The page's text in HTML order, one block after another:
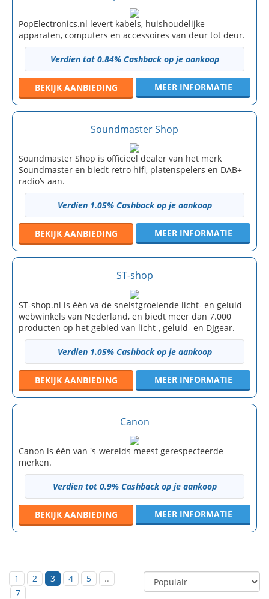
PopElectronics.nl levert kabels, huishoudelijke
apparaten, computers en accessoires van deur tot deur.
Verdien tot 0.84% Cashback op je aankoop
BEKIJK AANBIEDING MEER INFORMATIE
Soundmaster Shop
Soundmaster Shop is officieel dealer van het merk
Soundmaster en biedt retro hifi, platenspelers en DAB+
radio’s aan.
Verdien 1.05% Cashback op je aankoop
BEKIJK AANBIEDING MEER INFORMATIE
ST-shop
ST-shop.nl is één va de snelstgroeiende licht- en geluid
webwinkels van Nederland, en biedt meer dan 7.000
producten op het gebied van licht-, geluid- en DJgear.
Verdien 1.05% Cashback op je aankoop
BEKIJK AANBIEDING MEER INFORMATIE
Canon
Canon is één van 's-werelds meest gerespecteerde
merken.
Verdien tot 0.9% Cashback op je aankoop
BEKIJK AANBIEDING MEER INFORMATIE
1 2 3 4 5
..
7